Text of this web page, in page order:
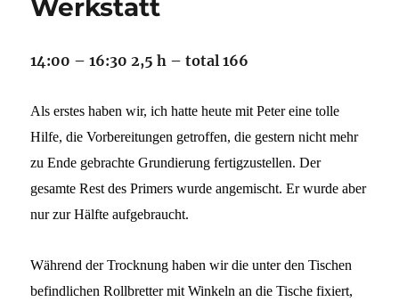
Werkstatt
14:00 – 16:30 2,5 h – total 166
Als erstes haben wir, ich hatte heute mit Peter eine tolle
Hilfe, die Vorbereitungen getroffen, die gestern nicht mehr
zu Ende gebrachte Grundierung fertigzustellen. Der
gesamte Rest des Primers wurde angemischt. Er wurde aber
nur zur Hälfte aufgebraucht.
Während der Trocknung haben wir die unter den Tischen
befindlichen Rollbretter mit Winkeln an die Tische fixiert,